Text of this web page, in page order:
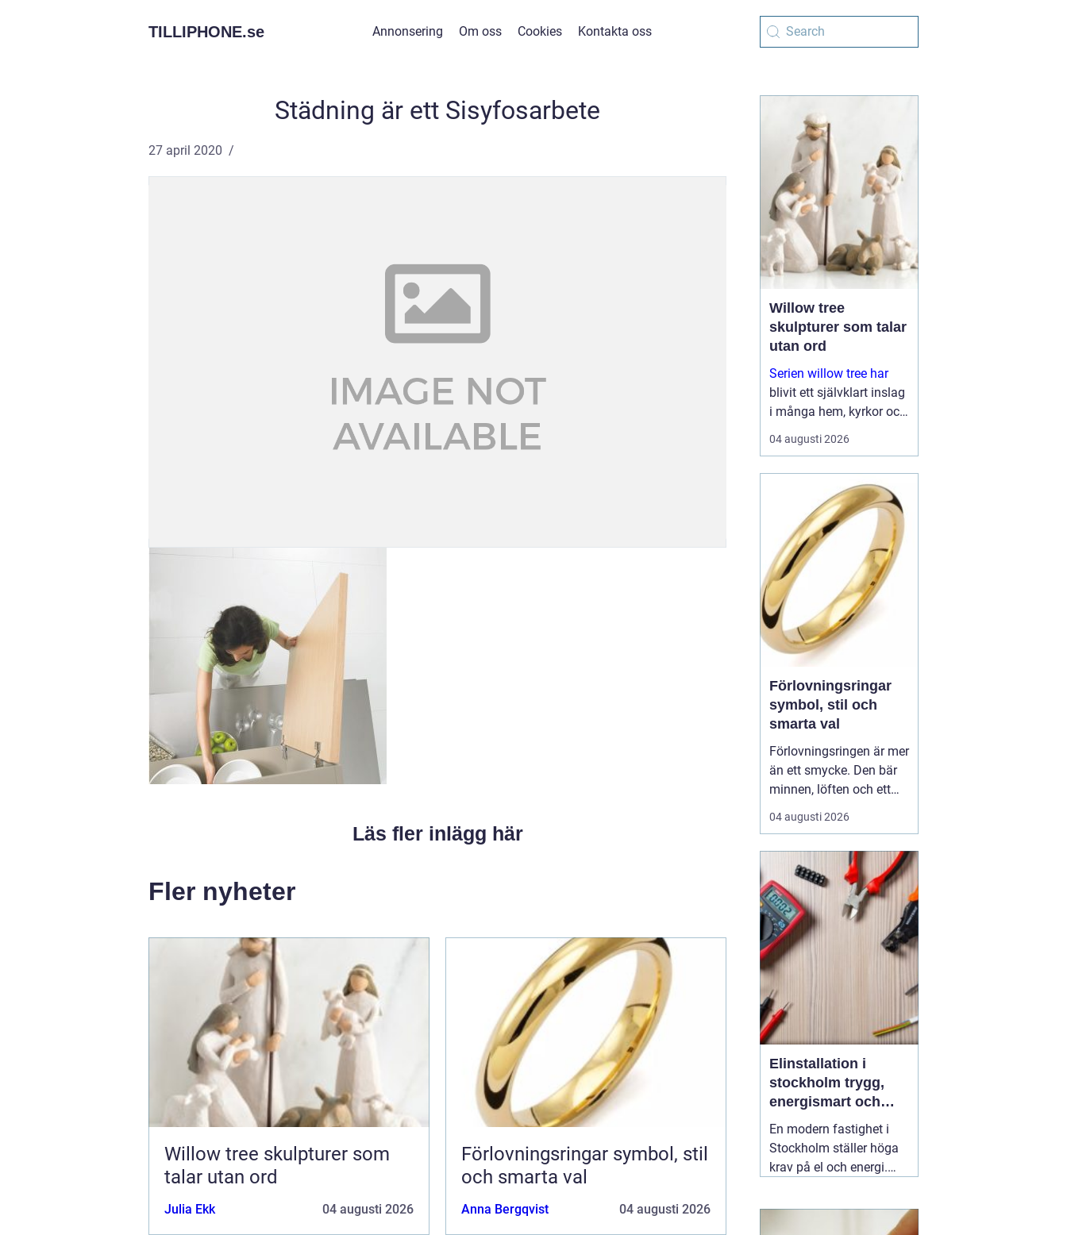
TILLIPHONE.se Annonsering Om oss Cookies Kontakta oss
Städning är ett Sisyfosarbete
27 april 2020
Läs fler inlägg här
Fler nyheter
Willow tree skulpturer som
talar utan ord
Julia Ekk 04 augusti 2026
Förlovningsringar symbol, stil
och smarta val
Anna Bergqvist 04 augusti 2026
Willow tree
skulpturer som talar
utan ord
Serien willow tree har
blivit ett självklart inslag
i många hem, kyrkor och
arbetsrum. De stilla
figurerna utan ansikten
känslor. De uttrycker
kärlek, sorg, hopp och
tacksa...
04 augusti 2026
Förlovningsringar
symbol, stil och
smarta val
Förlovningsringen är mer
än ett smycke. Den bär
minnen, löften och ett
vardagsliv tillsammans.
Samtidigt innebär valet
vilket material håller
bäst, hur skiljer sig olika
stilar åt och hur hittar
man rätt storlek utan
stress? Med...
04 augusti 2026
Elinstallation i
stockholm trygg,
energismart och
framtidssäker el i
fastigheten
En modern fastighet i
Stockholm ställer höga
krav på el och energi.
värmepumpar,